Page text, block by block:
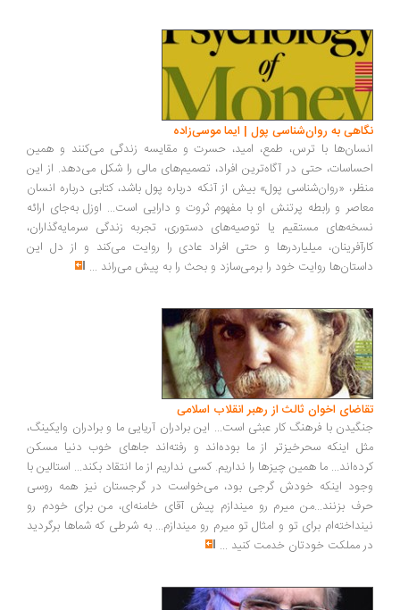
به روان‌شناسی پول | ایما موسی‌زاده
با ترس، طمع، امید، حسرت و مقایسه زندگی می‌کنند و همین
حتی در آگاه‌ترین افراد، تصمیم‌های مالی را شکل می‌دهد. از این
«روان‌شناسی پول» بیش از آنکه درباره پول باشد، کتابی درباره انسان
و رابطه پرتنش او با مفهوم ثروت و دارایی است... اوزل به‌جای ارائه
مستقیم یا توصیه‌های دستوری، تجربه زندگی سرمایه‌گذاران،
میلیاردرها و حتی افراد عادی را روایت می‌کند و از دل این
روایت خود را برمی‌سازد و بحث را به پیش می‌راند...
اخوان ثالث از رهبر انقلاب اسلامی
با فرهنگ کار عبثی است... این برادران آریایی ما و برادران وایکینگ،
اینکه سحرخیزتر از ما بوده‌اند و رفته‌اند جاهای خوب دنیا مسکن
ما همین چیزها را نداریم. کسی نداریم از ما انتقاد بکند... استالین با
اینکه خودش گرجی بود، می‌خواست در گرجستان نیز همه روسی
بزنند...من میرم رو میندازم پیش آقای خامنه‌ای، من برای خودم رو
برای تو و امثال تو میرم رو میندازم... به شرطی که شماها برگردید
مملکت خودتان خدمت کنید...